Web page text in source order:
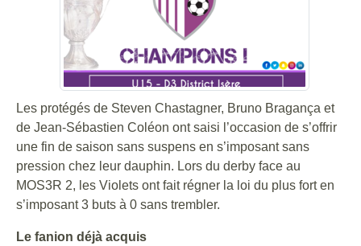
Les protégés de Steven Chastagner, Bruno Bragança et
de Jean-Sébastien Coléon ont saisi l’occasion de s’offrir
une fin de saison sans suspens en s’imposant sans
pression chez leur dauphin. Lors du derby face au
MOS3R 2, les Violets ont fait régner la loi du plus fort en
s’imposant 3 buts à 0 sans trembler.
Le fanion déjà acquis